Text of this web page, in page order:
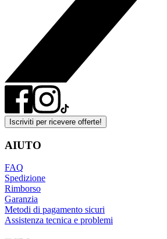
Iscriviti per ricevere offerte!
AIUTO
FAQ
Spedizione
Rimborso
Garanzia
Metodi di pagamento sicuri
Assistenza tecnica e problemi